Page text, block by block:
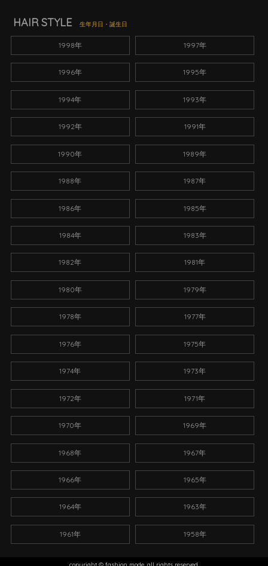
HAIR STYLE 生年月日・誕生日
1998年 1997年
1996年 1995年
1994年 1993年
1992年 1991年
1990年 1989年
1988年 1987年
1986年 1985年
1984年 1983年
1982年 1981年
1980年 1979年
1978年 1977年
1976年 1975年
1974年 1973年
1972年 1971年
1970年 1969年
1968年 1967年
1966年 1965年
1964年 1963年
1961年 1958年